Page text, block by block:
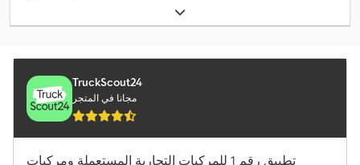
TruckScout24
مجانا في المتجر
تطبيق رقم 1 للمركبات التجارية المستعملة ومركبات